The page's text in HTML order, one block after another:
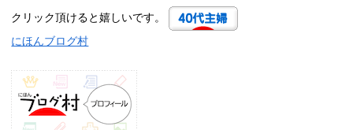
クリック頂けると嬉しいです。
にほんブログ村